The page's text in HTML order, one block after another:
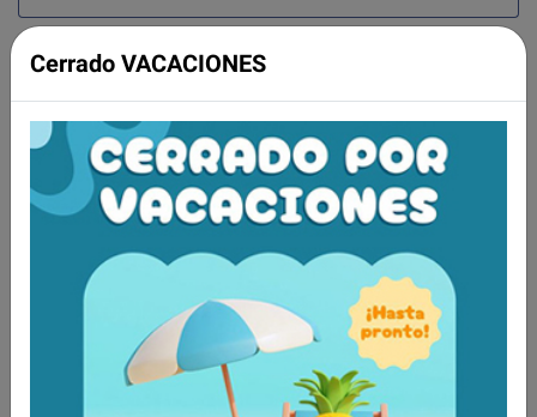
Aún no existen valoraciones para este
producto.
Tambien te recomendamos
Cerrado VACACIONES